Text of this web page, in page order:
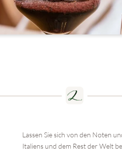
Lassen Sie sich von den Noten
Italiens und dem Rest der Welt